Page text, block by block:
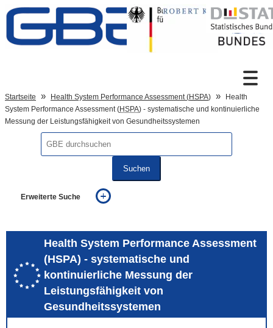
Zum Inhalt
Sprachumschaltung
Startseite Health System Performance Assessment (HSPA)
Health
System Performance Assessment (HSPA) - systematische und kontinuierliche
Messung der Leistungsfähigkeit von Gesundheitssystemen
Suchen
Erweiterte Suche
auch in allen Texten suchen (Volltextsuche)
auch Synonyme einbeziehen
auch ähnlich geschriebenes einbeziehen
Health System Performance Assessment
(HSPA) - systematische und
kontinuierliche Messung der
Leistungsfähigkeit von
Gesundheitssystemen